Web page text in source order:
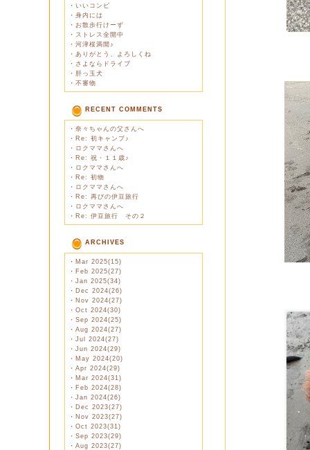
・ いいコンビ
・ 身内には
・ お散歩行けーず
・ ストレス全開中
・ 河津桜満開♪
・ ありがとう、よろしくね
・ さよならドライブ
・ 肝っ玉犬
・ 不審物
RECENT COMMENTS
・ 奈々ちゃんの父さんへ
・ Re: 初キャンプ♪
・ ロクママさんへ
・ Re: 祝・１１歳♪
・ ロクママさんへ
・ Re: 初物
・ ロクママさんへ
・ Re: 再びの伊豆旅行
・ ロクママさんへ
・ Re: 伊豆旅行 その２
ARCHIVES
・ Mar 2025(15)
・ Feb 2025(27)
・ Jan 2025(34)
・ Dec 2024(26)
・ Nov 2024(27)
・ Oct 2024(30)
・ Sep 2024(25)
・ Aug 2024(27)
・ Jul 2024(27)
・ Jun 2024(29)
・ May 2024(20)
・ Apr 2024(29)
・ Mar 2024(31)
・ Feb 2024(28)
・ Jan 2024(26)
・ Dec 2023(27)
・ Nov 2023(27)
・ Oct 2023(31)
・ Sep 2023(29)
・ Aug 2023(27)